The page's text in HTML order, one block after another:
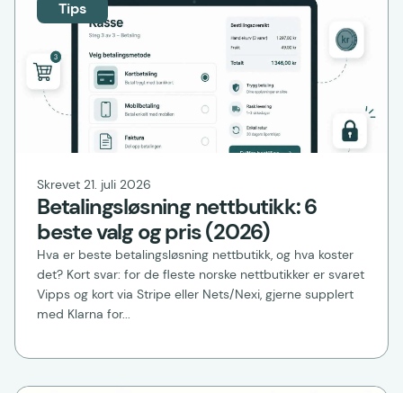
Tips
Skrevet 21. juli 2026
Betalingsløsning nettbutikk: 6
beste valg og pris (2026)
Hva er beste betalingsløsning nettbutikk, og hva koster
det? Kort svar: for de fleste norske nettbutikker er svaret
Vipps og kort via Stripe eller Nets/Nexi, gjerne supplert
med Klarna for...